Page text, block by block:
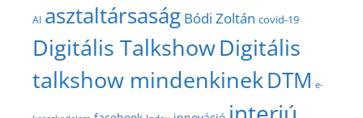
AI asztaltársaság Bódi Zoltán covid-19
Digitális TalkshowDigitális
talkshow mindenkinekDTM e-